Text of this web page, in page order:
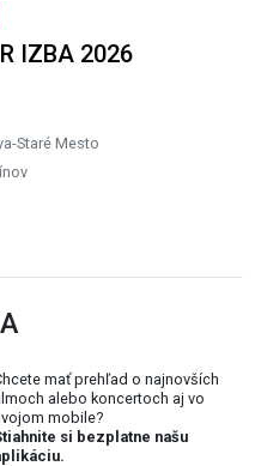
IZBA 2026
Staré Mesto
mať prehľad o najnovších
alebo koncertoch aj vo
mobile?
si bezplatne našu